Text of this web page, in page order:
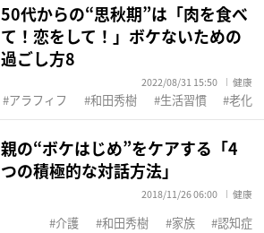
50代からの“思秋期”は「肉を食べ
て！恋をして！」ボケないための
過ごし方8
2022/08/31 15:50 健康
アラフィフ 和田秀樹 生活習慣 老化
親の“ボケはじめ”をケアする「4
つの積極的な対話方法」
2018/11/26 06:00 健康
介護 和田秀樹 家族 認知症